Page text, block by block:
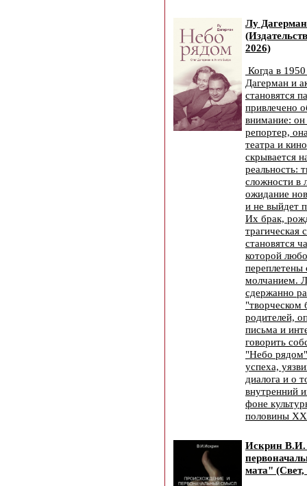
Лу
2026)
Когда в
Дагерман и
становятся
привлечено
внимание:
репортер,
театра и
скрывается
реальность:
сложности в
ожидание
и не выйдет
Их брак,
трагическая
становятся
которой
переплетены
молчанием.
сдержанно
"творческом
родителей,
письма и
говорить
"Небо
успеха,
диалога и о
внутренний
фоне
половины
Искрин В.И.
мата" (Свет,